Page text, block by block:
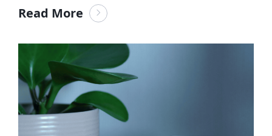
Read More